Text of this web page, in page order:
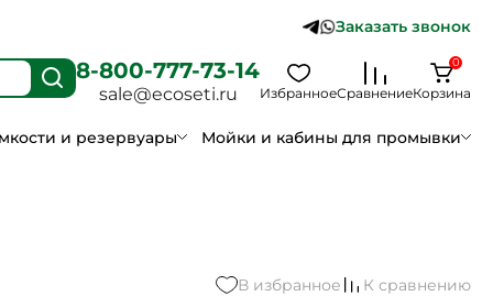
Заказать звонок
8-800-777-73-14
sale@ecoseti.ru ИзбранноеСравнениеКорзина
0
и резервуары Мойки и кабины для промывки
В избранное К сравнению